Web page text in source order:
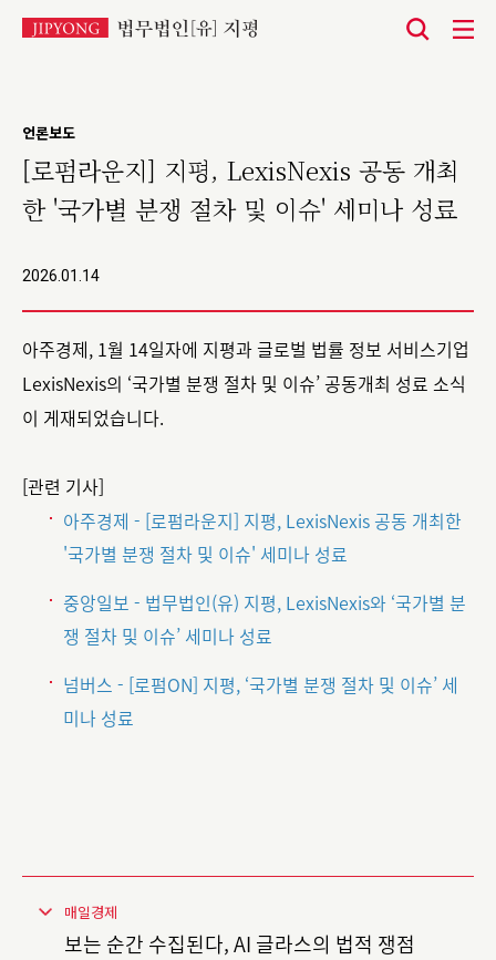
언론보도
[로펌라운지] 지평, LexisNexis 공동 개최
한 '국가별 분쟁 절차 및 이슈' 세미나 성료
2026.01.14
아주경제, 1월 14일자에 지평과 글로벌 법률 정보 서비스기업
LexisNexis의 ‘국가별 분쟁 절차 및 이슈’ 공동개최 성료 소식
이 게재되었습니다.
[관련 기사]
아주경제 - [로펌라운지] 지평, LexisNexis 공동 개최한
'국가별 분쟁 절차 및 이슈' 세미나 성료
중앙일보 - 법무법인(유) 지평, LexisNexis와 ‘국가별 분
쟁 절차 및 이슈’ 세미나 성료
넘버스 - [로펌ON] 지평, ‘국가별 분쟁 절차 및 이슈’ 세
미나 성료
매일경제
보는 순간 수집된다, AI 글라스의 법적 쟁점